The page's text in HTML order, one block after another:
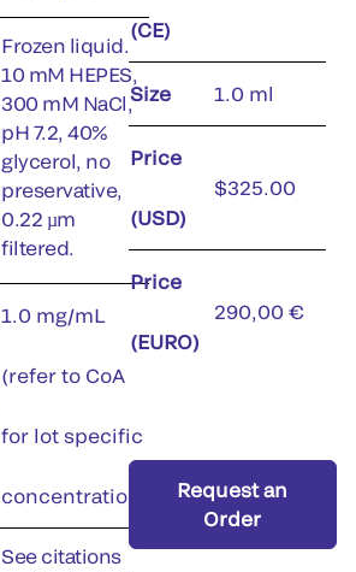
Frozen liquid.
10 mM HEPES,
300 mM NaCl,
pH 7.2, 40%
glycerol, no
preservative,
0.22 µm
filtered.
1.0 mg/mL
(refer to CoA
for lot specific
concentration)
See citations
(CE)
Size 1.0 ml
Price
(USD)
$325.00
Price
(EURO)
290,00 €
Request an
Order